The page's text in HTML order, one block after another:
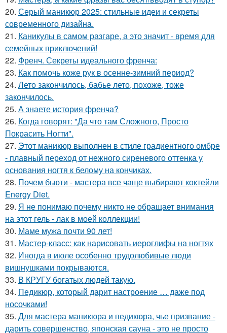
20. Серый маникюр 2025: стильные идеи и секреты
современного дизайна.
21. Каникулы в самом разгаре, а это значит - время для
семейных приключений!
22. Френч. Секреты идеального френча:
23. Как помочь коже рук в осенне-зимний период?
24. Лето закончилось, бабье лето, похоже, тоже
закончилось.
25. А знаете история френча?
26. Когда говорят: "Да что там Сложного, Просто
Покрасить Ногти".
27. Этот маникюр выполнен в стиле градиентного омбре
- плавный переход от нежного сиреневого оттенка у
основания ногтя к белому на кончиках.
28. Почем бьюти - мастера все чаще выбирают коктейли
Energy Diet.
29. Я не понимаю почему никто не обращает внимания
на этот гель - лак в моей коллекции!
30. Маме мужа почти 90 лет!
31. Мастер-класс: как нарисовать иероглифы на ногтях
32. Иногда в июле особенно трудолюбивые люди
вишнушками покрываются.
33. В КРУГУ богатых людей такую.
34. Педикюр, который дарит настроение … даже под
носочками!
35. Для мастера маникюра и педикюра, чье призвание -
дарить совершенство, японская сауна - это не просто